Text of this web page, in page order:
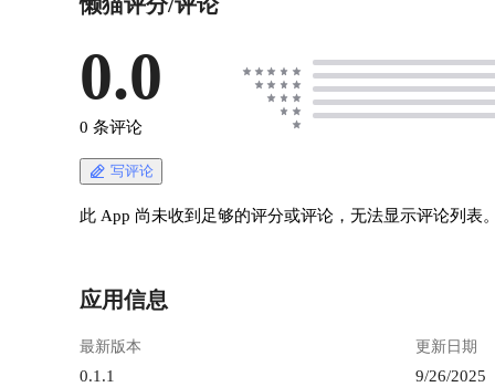
0.0
0 条评论
写评论
此 App 尚未收到足够的评分或评论，无法显示评论列表
应用信息
最新版本
0.1.1
更新日期
9/26/2025